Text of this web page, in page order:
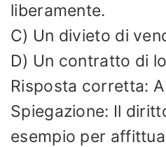
liberamente.
C) Un divieto di
D) Un contratto di
Risposta corretta: A
Spiegazione: Il
esempio per